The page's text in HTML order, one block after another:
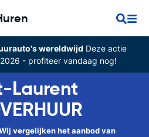
wereldwijd Deze actie
- profiteer vandaag nog!
Laurent
vergelijken het aanbod van